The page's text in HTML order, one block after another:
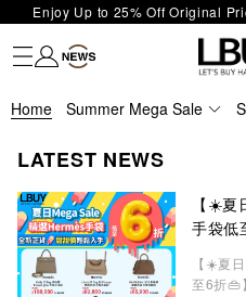
Enjoy Up to 25% Off Original
Limited
LBuy Exclusive : Hermès /
LBuy Nintendo Switch / Nintendo
MOKO
Important Notice: Prevent
LBuy receives Hong Kong
Fashion
Trendy brand
Kidswear
Beauty
Fragrance
Personal Care
Mother Care & Baby
Games and fine toys
Stationery
Home Living
Electronics
Food
Health Care
Outdoor
Home Summer Mega Sale
LATEST NEWS
【☀️夏
手袋低
【☀️夏
至6折👜